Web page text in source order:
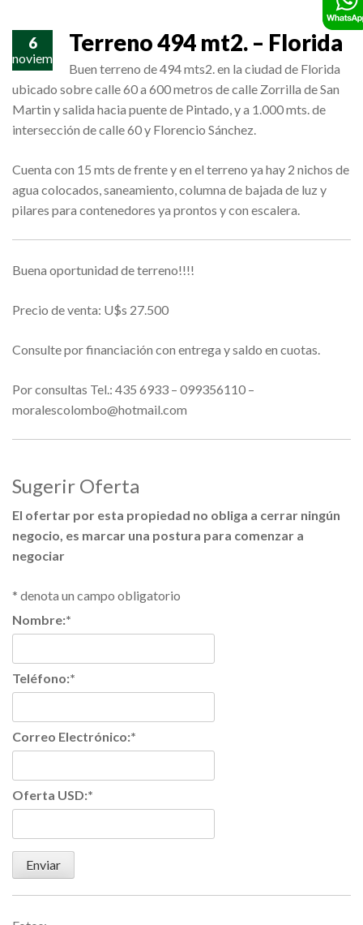
6
noviembre
Terreno 494 mt2. – Florida
Buen terreno de 494 mts2. en la ciudad de Florida
ubicado sobre calle 60 a 600 metros de calle Zorrilla de San
Martin y salida hacia puente de Pintado, y a 1.000 mts. de
intersección de calle 60 y Florencio Sánchez.
Cuenta con 15 mts de frente y en el terreno ya hay 2 nichos de
agua colocados, saneamiento, columna de bajada de luz y
pilares para contenedores ya prontos y con escalera.
Buena oportunidad de terreno!!!!
Precio de venta: U$s 27.500
Consulte por financiación con entrega y saldo en cuotas.
Por consultas Tel.: 435 6933 – 099356110 –
moralescolombo@hotmail.com
Sugerir Oferta
El ofertar por esta propiedad no obliga a cerrar ningún
negocio, es marcar una postura para comenzar a
negociar
* denota un campo obligatorio
Nombre:*
Teléfono:*
Correo Electrónico:*
Oferta USD:*